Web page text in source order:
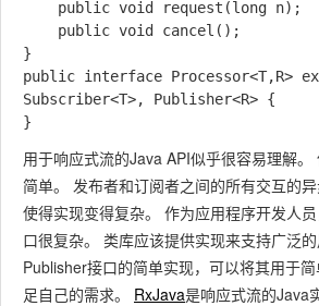
}
public interface Processor<T,R>
Subscriber<T>, Publisher<R> {
用于响应式流的Java API似乎很容易理解
简单。 发布者和订阅者之间的所有交互的
使得实现变得复杂。 作为应用程序开发人
口很复杂。 类库应该提供实现来支持广泛
Publisher接口的简单实现，可以将其用于
足自己的需求。 RxJava是响应式流的Java